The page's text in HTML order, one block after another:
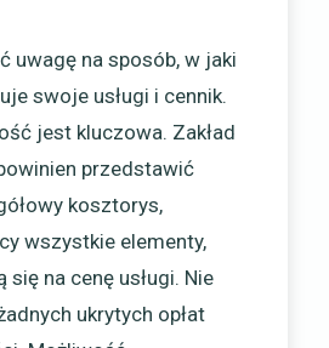
uwagę na sposób, w jaki
swoje usługi i cennik.
jest kluczowa. Zakład
przedstawić
kosztorys,
wszystkie elementy,
się na cenę usługi. Nie
ukrytych opłat